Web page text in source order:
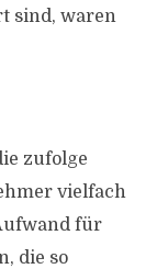
sind, waren
zufolge
vielfach
für
die so